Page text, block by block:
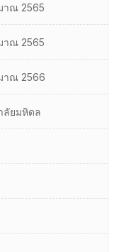
าณ 2565
าณ 2565
าณ 2566
ลัยมหิดล